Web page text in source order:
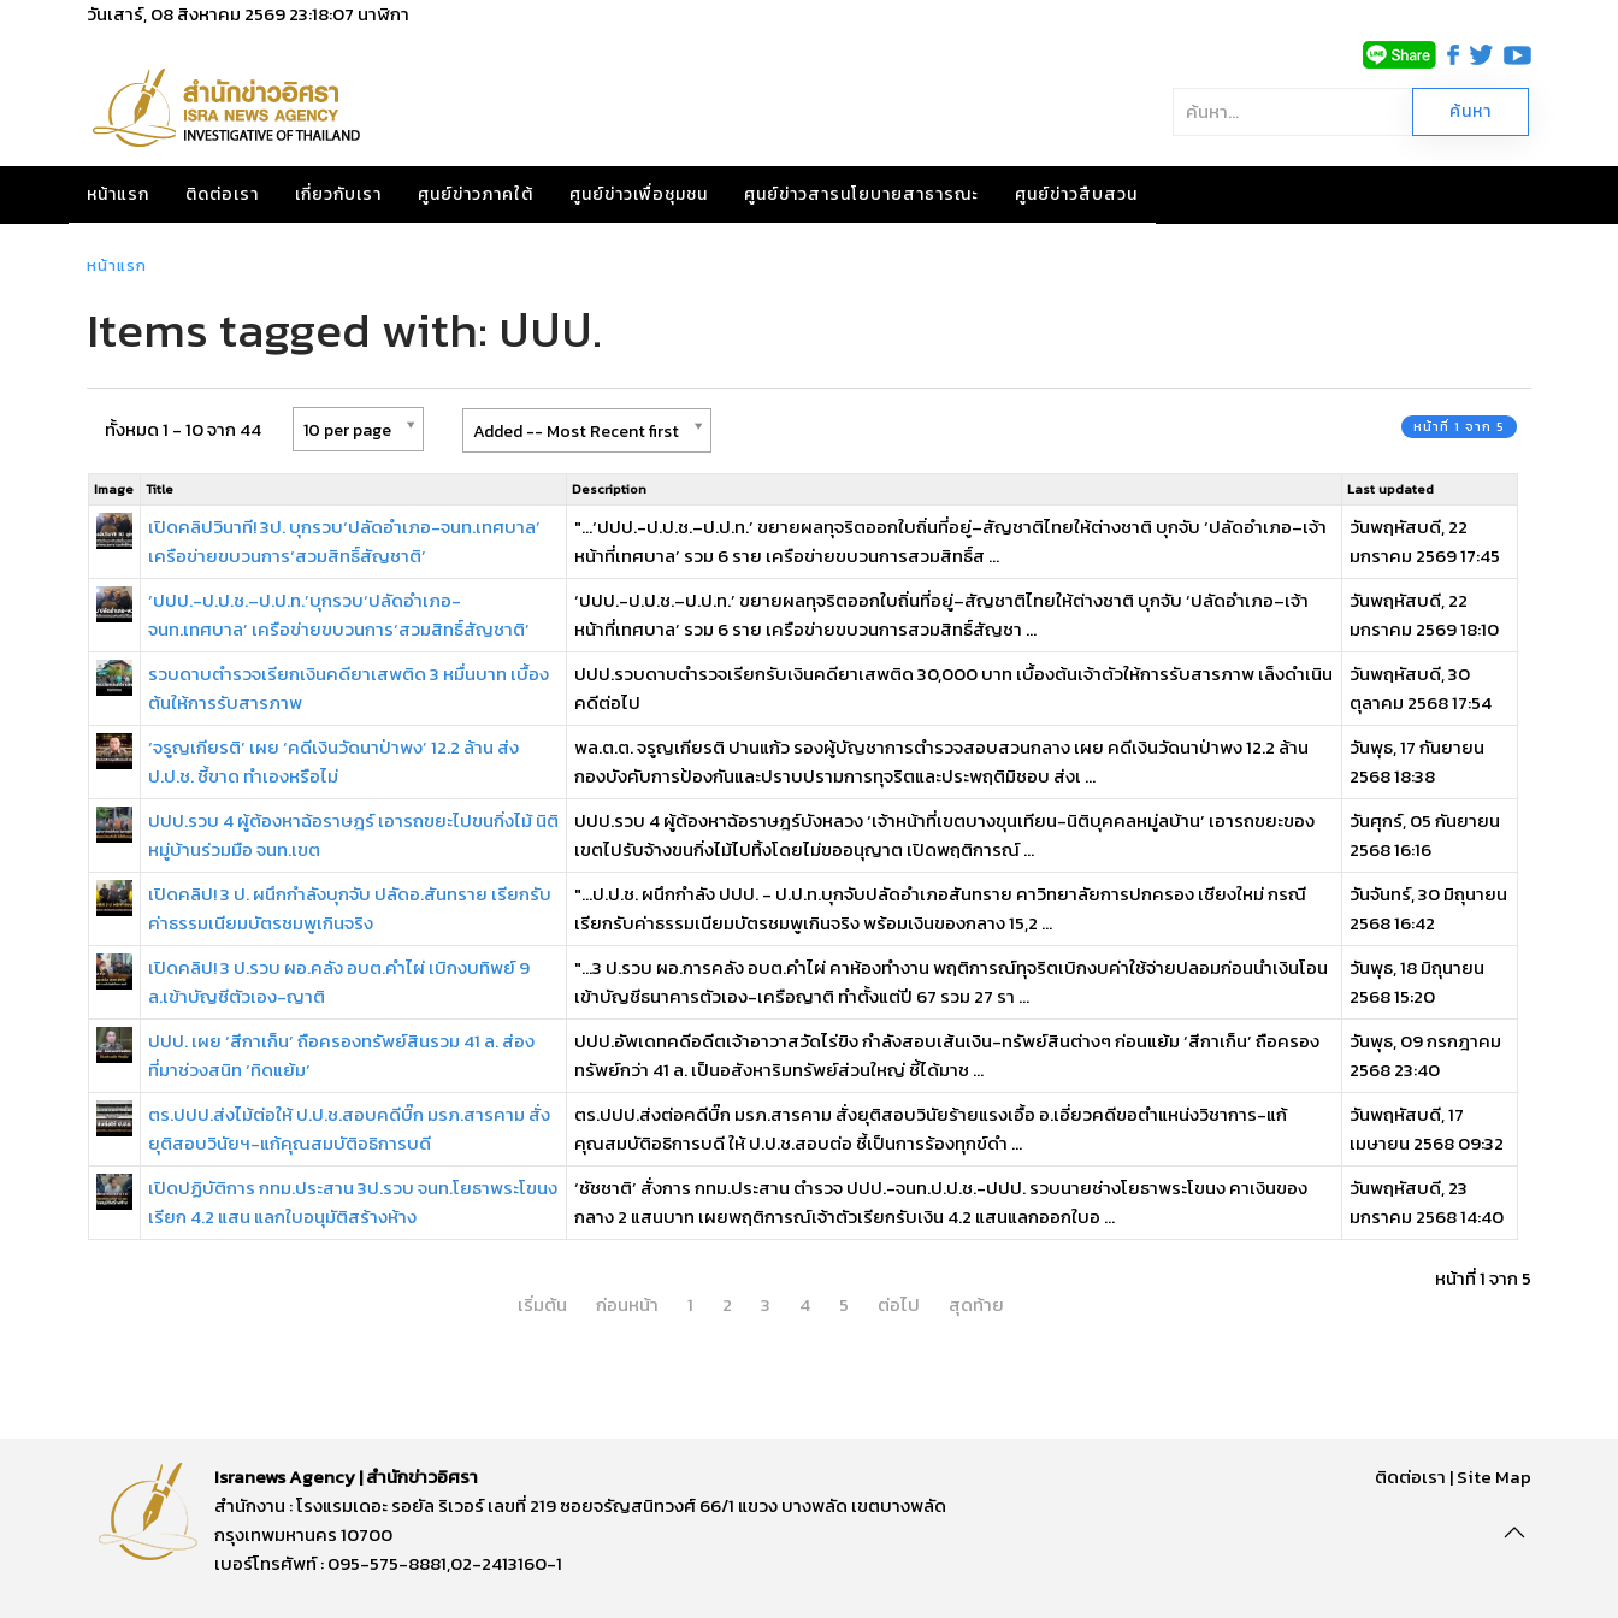
วันเสาร์, 08 สิงหาคม 256923:18:07 นาฬิกา
หน้าแรก ติดต่อเรา เกี่ยวกับเรา ศูนย์ข่าวภาคใต้ ศูนย์ข่าวเพื่อชุมชน ศูนย์ข่าวสารนโยบายสาธารณะ ศูนย์ข่าวสืบสวน
หน้าแรก
Items tagged with: ปปป.
ทั้งหมด 1 - 10 จาก 44 10 per page Added -- Most Recent first หน้าที่ 1 จาก 5
Image Title Description Last updated
เปิดคลิปวินาที! 3ป. บุกรวบ‘ปลัดอำเภอ-จนท.เทศบาล’
เครือข่ายขบวนการ‘สวมสิทธิ์สัญชาติ’
"...‘ปปป.-ป.ป.ช.–ป.ป.ท.’ ขยายผลทุจริตออกใบถิ่นที่อยู่–สัญชาติไทยให้ต่างชาติ บุกจับ ‘ปลัดอำเภอ–เจ้า
หน้าที่เทศบาล’ รวม 6 ราย เครือข่ายขบวนการสวมสิทธิ์ส ...
วันพฤหัสบดี, 22
มกราคม 2569 17:45
‘ปปป.-ป.ป.ช.–ป.ป.ท.’บุกรวบ‘ปลัดอำเภอ-
จนท.เทศบาล’ เครือข่ายขบวนการ‘สวมสิทธิ์สัญชาติ’
‘ปปป.-ป.ป.ช.–ป.ป.ท.’ ขยายผลทุจริตออกใบถิ่นที่อยู่–สัญชาติไทยให้ต่างชาติ บุกจับ ‘ปลัดอำเภอ–เจ้า
หน้าที่เทศบาล’ รวม 6 ราย เครือข่ายขบวนการสวมสิทธิ์สัญชา ...
วันพฤหัสบดี, 22
มกราคม 2569 18:10
รวบดาบตำรวจเรียกเงินคดียาเสพติด 3 หมื่นบาท เบื้อง
ต้นให้การรับสารภาพ
ปปป.รวบดาบตำรวจเรียกรับเงินคดียาเสพติด 30,000 บาท เบื้องต้นเจ้าตัวให้การรับสารภาพ เล็งดำเนิน
คดีต่อไป
วันพฤหัสบดี, 30
ตุลาคม 2568 17:54
‘จรูญเกียรติ’ เผย ‘คดีเงินวัดนาป่าพง’ 12.2 ล้าน ส่ง
ป.ป.ช. ชี้ขาด ทำเองหรือไม่
พล.ต.ต. จรูญเกียรติ ปานแก้ว รองผู้บัญชาการตำรวจสอบสวนกลาง เผย คดีเงินวัดนาป่าพง 12.2 ล้าน
กองบังคับการป้องกันและปราบปรามการทุจริตและประพฤติมิชอบ ส่งเ ...
วันพุธ, 17 กันยายน
2568 18:38
ปปป.รวบ 4 ผู้ต้องหาฉ้อราษฎร์ เอารถขยะไปขนกิ่งไม้ นิติ
หมู่บ้านร่วมมือ จนท.เขต
ปปป.รวบ 4 ผู้ต้องหาฉ้อราษฎร์บังหลวง ‘เจ้าหน้าที่เขตบางขุนเทียน-นิติบุคคลหมู่ลบ้าน’ เอารถขยะของ
เขตไปรับจ้างขนกิ่งไม้ไปทิ้งโดยไม่ขออนุญาต เปิดพฤติการณ์ ...
วันศุกร์, 05 กันยายน
2568 16:16
เปิดคลิป! 3 ป. ผนึกกำลังบุกจับ ปลัดอ.สันทราย เรียกรับ
ค่าธรรมเนียมบัตรชมพูเกินจริง
"...ป.ป.ช. ผนึกกำลัง ปปป. - ป.ป.ท.บุกจับปลัดอำเภอสันทราย คาวิทยาลัยการปกครอง เชียงใหม่ กรณี
เรียกรับค่าธรรมเนียมบัตรชมพูเกินจริง พร้อมเงินของกลาง 15,2 ...
วันจันทร์, 30 มิถุนายน
2568 16:42
เปิดคลิป! 3 ป.รวบ ผอ.คลัง อบต.คำไผ่ เบิกงบทิพย์ 9
ล.เข้าบัญชีตัวเอง-ญาติ
"...3 ป.รวบ ผอ.การคลัง อบต.คำไผ่ คาห้องทำงาน พฤติการณ์ทุจริตเบิกงบค่าใช้จ่ายปลอมก่อนนำเงินโอน
เข้าบัญชีธนาคารตัวเอง-เครือญาติ ทำตั้งแต่ปี 67 รวม 27 รา ...
วันพุธ, 18 มิถุนายน
2568 15:20
ปปป. เผย ‘สีกาเก็น’ ถือครองทรัพย์สินรวม 41 ล. ส่อง
ที่มาช่วงสนิท ‘ทิดแย้ม’
ปปป.อัพเดทคดีอดีตเจ้าอาวาสวัดไร่ขิง กำลังสอบเส้นเงิน-ทรัพย์สินต่างๆ ก่อนแย้ม ‘สีกาเก็น’ ถือครอง
ทรัพย์กว่า 41 ล. เป็นอสังหาริมทรัพย์ส่วนใหญ่ ชี้ได้มาช ...
วันพุธ, 09 กรกฎาคม
2568 23:40
ตร.ปปป.ส่งไม้ต่อให้ ป.ป.ช.สอบคดีบิ๊ก มรภ.สารคาม สั่ง
ยุติสอบวินัยฯ-แก้คุณสมบัติอธิการบดี
ตร.ปปป.ส่งต่อคดีบิ๊ก มรภ.สารคาม สั่งยุติสอบวินัยร้ายแรงเอื้อ อ.เอี่ยวคดีขอตำแหน่งวิชาการ-แก้
คุณสมบัติอธิการบดี ให้ ป.ป.ช.สอบต่อ ชี้เป็นการร้องทุกข์ดำ ...
วันพฤหัสบดี, 17
เมษายน 2568 09:32
เปิดปฏิบัติการ กทม.ประสาน 3ป.รวบ จนท.โยธาพระโขนง
เรียก 4.2 แสน แลกใบอนุมัติสร้างห้าง
‘ชัชชาติ’ สั่งการ กทม.ประสาน ตำรวจ ปปป.-จนท.ป.ป.ช.-ปปป. รวบนายช่างโยธาพระโขนง คาเงินของ
กลาง 2 แสนบาท เผยพฤติการณ์เจ้าตัวเรียกรับเงิน 4.2 แสนแลกออกใบอ ...
วันพฤหัสบดี, 23
มกราคม 2568 14:40
หน้าที่ 1 จาก 5
เริ่มต้น
ก่อนหน้า 1 2 3 4 5 ต่อไป สุดท้าย
Isranews Agency | สำนักข่าวอิศรา
สำนักงาน : โรงแรมเดอะ รอยัล ริเวอร์ เลขที่ 219 ซอยจรัญสนิทวงศ์ 66/1 แขวง บางพลัด เขตบางพลัด
กรุงเทพมหานคร 10700
เบอร์โทรศัพท์ : 095-575-8881,02-2413160-1
ติดต่อเรา |Site Map